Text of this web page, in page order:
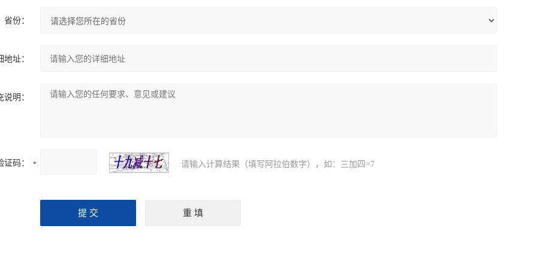
省份：
地址：
说明：
证码： 请输入计算结果（填写阿拉伯数字），如：三加四=7